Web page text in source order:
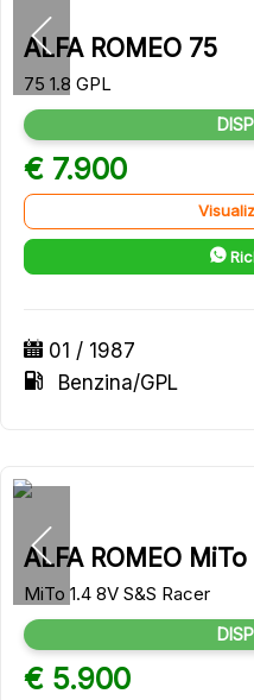
ALFA ROMEO 75
75 1.8 GPL
€ 7.900
01 / 1987
Benzina/GPL
ALFA ROMEO MiTo
MiTo 1.4 8V S&S Racer
€ 5.900